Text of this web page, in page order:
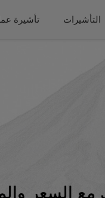
التأشيرات تأشيرة
مع السعر